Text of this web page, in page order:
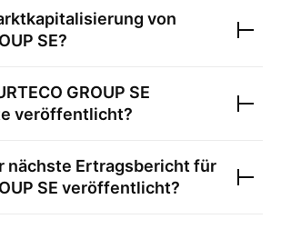
von
SE?
GROUP SE
veröffentlicht?
nächste Ertragsbericht für
SE veröffentlicht?